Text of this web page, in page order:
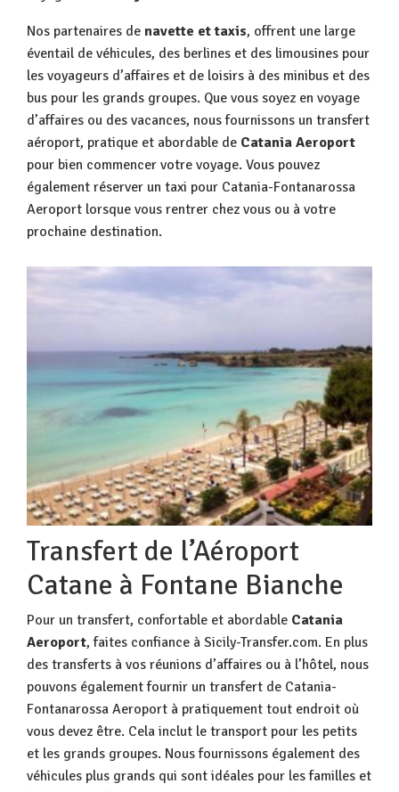
Nos partenaires de navette et taxis, offrent une large
éventail de véhicules, des berlines et des limousines pour
les voyageurs d’affaires et de loisirs à des minibus et des
bus pour les grands groupes. Que vous soyez en voyage
d’affaires ou des vacances, nous fournissons un transfert
aéroport, pratique et abordable de Catania Aeroport
pour bien commencer votre voyage. Vous pouvez
également réserver un taxi pour Catania-Fontanarossa
Aeroport lorsque vous rentrer chez vous ou à votre
prochaine destination.
Transfert de l’Aéroport
Catane à Fontane Bianche
Pour un transfert, confortable et abordable Catania
Aeroport, faites confiance à Sicily-Transfer.com. En plus
des transferts à vos réunions d’affaires ou à l’hôtel, nous
pouvons également fournir un transfert de Catania-
Fontanarossa Aeroport à pratiquement tout endroit où
vous devez être. Cela inclut le transport pour les petits
et les grands groupes. Nous fournissons également des
véhicules plus grands qui sont idéales pour les familles et